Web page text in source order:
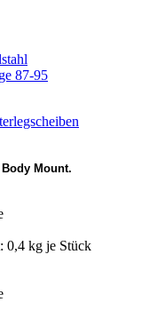
Mount.
0,4 kg je Stück